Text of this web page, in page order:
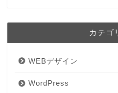
カテゴ
WEBデザイン
WordPress